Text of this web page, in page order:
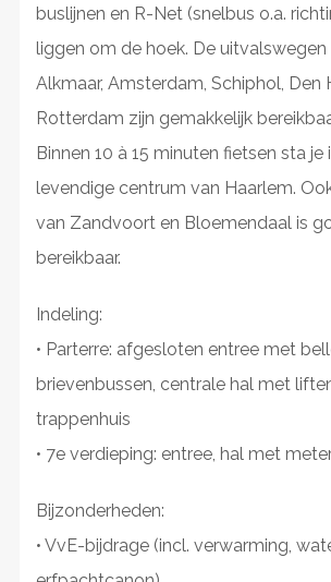
buslijnen en R-Net (snelbus o.a.
liggen om de hoek. De uitvalswegen
Alkmaar, Amsterdam, Schiphol, Den
Rotterdam zijn gemakkelijk
Binnen 10 à 15 minuten fietsen sta je
levendige centrum van Haarlem.
van Zandvoort en Bloemendaal is
bereikbaar.
Indeling:
• Parterre: afgesloten entree met
brievenbussen, centrale hal met
trappenhuis
• 7e verdieping: entree, hal met
Bijzonderheden:
• VvE-bijdrage (incl. verwarming,